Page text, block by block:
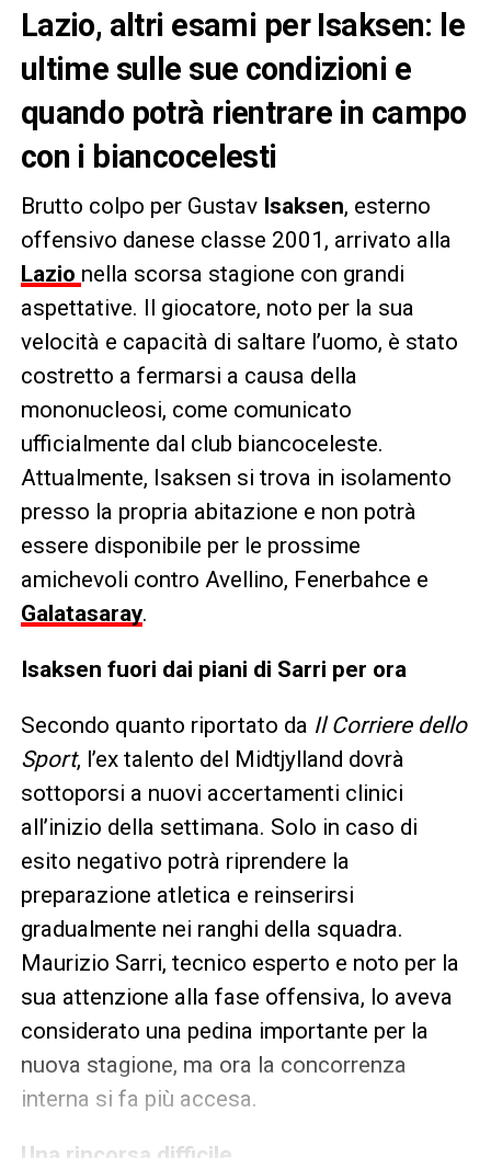
Lazio, altri esami per Isaksen: le
ultime sulle sue condizioni e
quando potrà rientrare in campo
con i biancocelesti
Brutto colpo per Gustav Isaksen, esterno
offensivo danese classe 2001, arrivato alla
Lazio nella scorsa stagione con grandi
aspettative. Il giocatore, noto per la sua
velocità e capacità di saltare l’uomo, è stato
costretto a fermarsi a causa della
mononucleosi, come comunicato
ufficialmente dal club biancoceleste.
Attualmente, Isaksen si trova in isolamento
presso la propria abitazione e non potrà
essere disponibile per le prossime
amichevoli contro Avellino, Fenerbahce e
Galatasaray.
Isaksen fuori dai piani di Sarri per ora
Secondo quanto riportato da Il Corriere dello
Sport, l’ex talento del Midtjylland dovrà
sottoporsi a nuovi accertamenti clinici
all’inizio della settimana. Solo in caso di
esito negativo potrà riprendere la
preparazione atletica e reinserirsi
gradualmente nei ranghi della squadra.
Maurizio Sarri, tecnico esperto e noto per la
sua attenzione alla fase offensiva, lo aveva
considerato una pedina importante per la
nuova stagione, ma ora la concorrenza
interna si fa più accesa.